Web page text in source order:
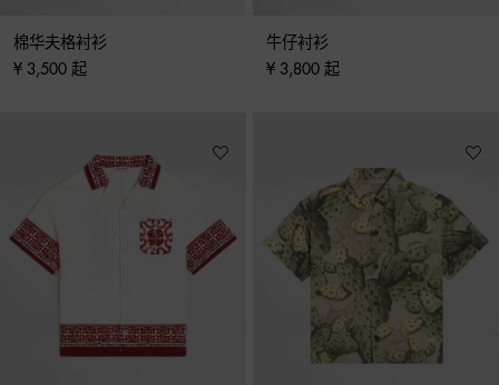
棉华夫格衬衫
¥ 3,500 起
牛仔衬衫
¥ 3,800 起